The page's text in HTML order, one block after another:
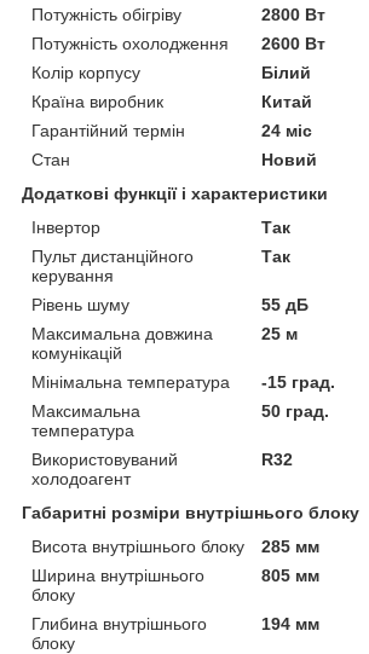
Потужність обігріву
2800 Вт
Потужність охолодження
2600 Вт
Колір корпусу
Білий
Країна виробник
Китай
Гарантійний термін
24 міс
Стан
Новий
Додаткові функції і характеристики
Інвертор
Так
Пульт дистанційного
керування
Так
Рівень шуму
55 дБ
Максимальна довжина
комунікацій
25 м
Мінімальна температура
-15 град.
Максимальна
температура
50 град.
Використовуваний
холодоагент
R32
Габаритні розміри внутрішнього блоку
Висота внутрішнього блоку
285 мм
Ширина внутрішнього
блоку
805 мм
Глибина внутрішнього
блоку
194 мм